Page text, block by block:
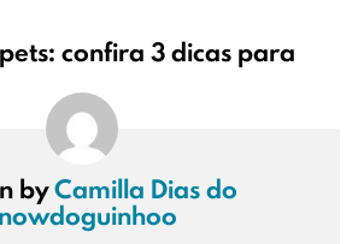
confira 3 dicas para
byCamilla Dias do